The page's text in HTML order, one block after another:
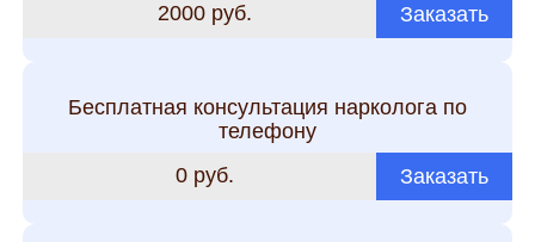
2000 руб.
Заказать
Бесплатная консультация нарколога по
телефону
0 руб.
Заказать